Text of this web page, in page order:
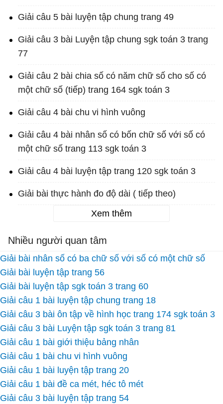
Giải câu 5 bài luyện tập chung trang 49
Giải câu 3 bài Luyện tập chung sgk toán 3 trang
77
Giải câu 2 bài chia số có năm chữ số cho số có
một chữ số (tiếp) trang 164 sgk toán 3
Giải câu 4 bài chu vi hình vuông
Giải câu 4 bài nhân số có bốn chữ số với số có
một chữ số trang 113 sgk toán 3
Giải câu 4 bài luyện tập trang 120 sgk toán 3
Giải bài thực hành đo độ dài ( tiếp theo)
Xem thêm
Nhiều người quan tâm
Giải bài nhân số có ba chữ số với số có một chữ số
Giải bài luyện tập trang 56
Giải bài luyện tập sgk toán 3 trang 60
Giải câu 1 bài luyện tập chung trang 18
Giải câu 3 bài ôn tập về hình học trang 174 sgk toán 3
Giải câu 3 bài Luyện tập sgk toán 3 trang 81
Giải câu 1 bài giới thiệu bảng nhân
Giải câu 1 bài chu vi hình vuông
Giải câu 1 bài luyện tập trang 20
Giải câu 1 bài đề ca mét, héc tô mét
Giải câu 3 bài luyện tập trang 54